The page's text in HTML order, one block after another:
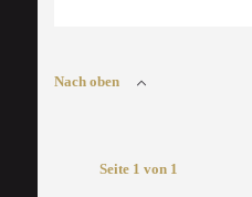
Nach oben
Seite 1 von 1